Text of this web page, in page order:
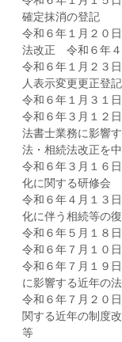
確定抹消の登記
令和６年１月２０
法改正 令和６年４
令和６年１月２３
人表示変更更正登記
令和６年１月３１
令和６年３月１２
法書士業務に影響
法・相続法改正を
令和６年３月１６
化に関する研修会
令和６年４月１３
化に伴う相続等の
令和６年５月１８
令和６年７月１０
令和６年７月１９
に影響する近年の
令和６年７月２０
関する近年の制度
等